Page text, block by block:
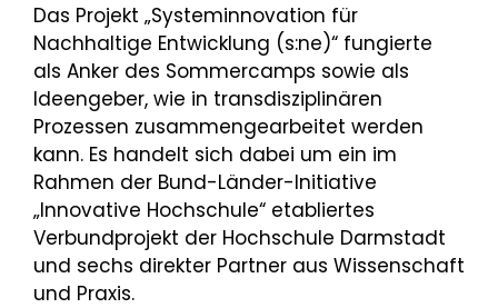
Das Projekt „Systeminnovation für
Nachhaltige Entwicklung (s:ne)“ fungierte
als Anker des Sommercamps sowie als
Ideengeber, wie in transdisziplinären
Prozessen zusammengearbeitet werden
kann. Es handelt sich dabei um ein im
Rahmen der Bund-Länder-Initiative
„Innovative Hochschule“ etabliertes
Verbundprojekt der Hochschule Darmstadt
und sechs direkter Partner aus Wissenschaft
und Praxis.